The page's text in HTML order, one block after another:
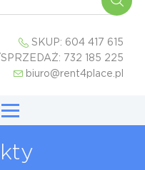
SKUP: 604 417 615
732 185 225
biuro@rent4place.pl